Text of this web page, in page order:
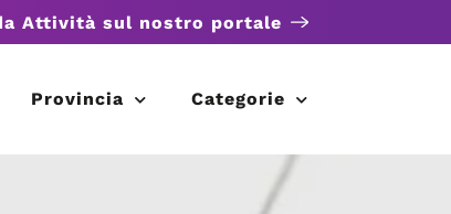
Attività sul nostro portale
Provincia Categorie